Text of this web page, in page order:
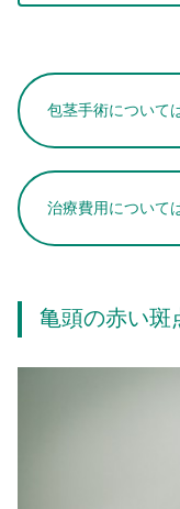
包茎手術について
治療費用について
亀頭の赤い斑